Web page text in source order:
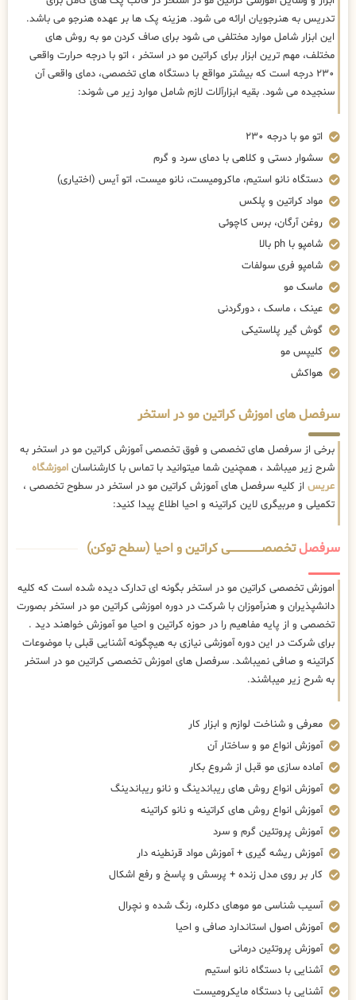
تدریس به هنرجویان ارائه می شود. هزینه پک ها بر عهده هنرجو می باشد.
این ابزار شامل موارد مختلفی می شود برای صاف کردن مو به روش های
مختلف، مهم ترین ابزار برای کراتین مو در استخر ، اتو با درجه حرارت واقعی
۲۳۰ درجه است که بیشتر مواقع با دستگاه های تخصصی، دمای واقعی آن
سنجیده می شود. بقیه ابزارآلات لازم شامل موارد زیر می شوند:
اتو مو با درجه ۲۳۰
سشوار دستی و کلاهی با دمای سرد و گرم
دستگاه نانو استیم، ماکرومیست، نانو میست، اتو آیس (اختیاری)
مواد کراتین و پلکس
روغن آرگان، برس کاچوئی
شامپو با ph بالا
شامپو فری سولفات
ماسک مو
عینک ، ماسک ، دورگردنی
گوش گیر پلاستیکی
کلیپس مو
هواکش
سرفصل های اموزش کراتین مو در استخر
برخی از سرفصل های تخصصی و فوق تخصصی آموزش کراتین مو در استخر به
شرح زیر میباشد ، همچنین شما میتوانید با تماس با کارشناسان اموزشگاه
عریس از کلیه سرفصل های آموزش کراتین مو در استخر در سطوح تخصصی ،
تکمیلی و مربیگری لاین کراتینه و احیا اطلاع پیدا کنید:
سرفصلتخصصــــــــــــــــــــی کراتین و احیا (سطح توکن)
اموزش تخصصی کراتین مو در استخر بگونه ای تدارک دیده شده است که کلیه
دانشپذیران و هنرآموزان با شرکت در دوره اموزشی کراتین مو در استخر بصورت
تخصصی و از پایه مفاهیم را در حوزه کراتین و احیا مو آموزش خواهند دید .
برای شرکت در این دوره آموزشی نیازی به هیچگونه آشنایی قبلی با موضوعات
کراتینه و صافی نمیباشد. سرفصل های اموزش تخصصی کراتین مو در استخر
به شرح زیر میباشند.
معرفی و شناخت لوازم و ابزار کار
آموزش انواع مو و ساختار آن
آماده سازی مو قبل از شروع بکار
آموزش انواع روش های ریباندینگ و نانو ریباندینگ
آموزش انواع روش های کراتینه و نانو کراتینه
آموزش پروتئین گرم و سرد
آموزش ریشه گیری + آموزش مواد قرنطینه دار
کار بر روی مدل زنده + پرسش و پاسخ و رفع اشکال
آسیب شناسی مو موهای دکلره، رنگ شده و نچرال
آموزش اصول استاندارد صافی و احیا
آموزش پروتئین درمانی
آشنایی با دستگاه نانو استیم
آشنایی با دستگاه مایکرومیست